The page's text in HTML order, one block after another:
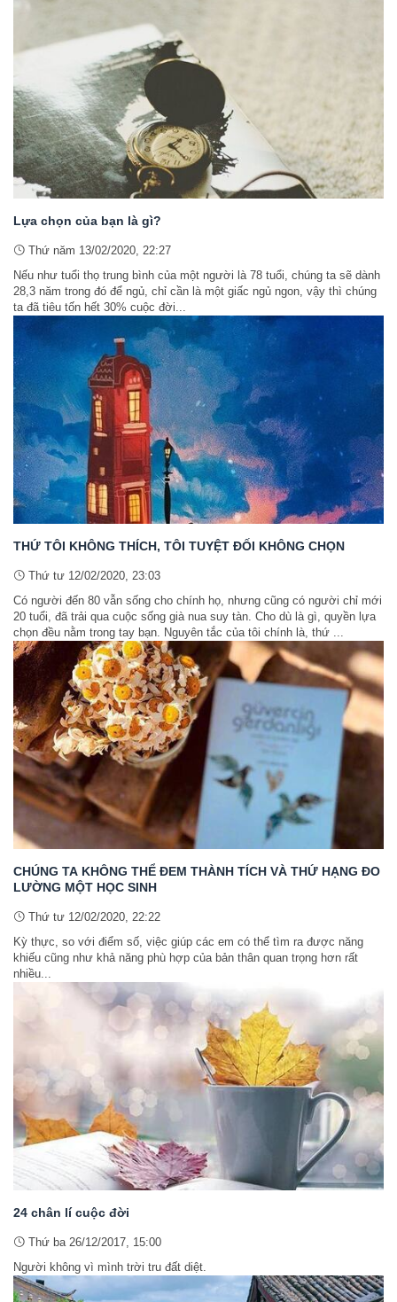
Lựa chọn của bạn là gì?
Thứ năm 13/02/2020, 22:27
Nếu như tuổi thọ trung bình của một người là 78 tuổi, chúng ta sẽ dành
28,3 năm trong đó để ngủ, chỉ cần là một giấc ngủ ngon, vậy thì chúng
ta đã tiêu tốn hết 30% cuộc đời...
THỨ TÔI KHÔNG THÍCH, TÔI TUYỆT ĐỐI KHÔNG CHỌN
Thứ tư 12/02/2020, 23:03
Có người đến 80 vẫn sống cho chính họ, nhưng cũng có người chỉ mới
20 tuổi, đã trải qua cuộc sống già nua suy tàn. Cho dù là gì, quyền lựa
chọn đều nằm trong tay bạn. Nguyên tắc của tôi chính là, thứ ...
CHÚNG TA KHÔNG THỂ ĐEM THÀNH TÍCH VÀ THỨ HẠNG ĐO
LƯỜNG MỘT HỌC SINH
Thứ tư 12/02/2020, 22:22
Kỳ thực, so với điểm số, việc giúp các em có thể tìm ra được năng
khiếu cũng như khả năng phù hợp của bản thân quan trọng hơn rất
nhiều...
24 chân lí cuộc đời
Thứ ba 26/12/2017, 15:00
Người không vì mình trời tru đất diệt.